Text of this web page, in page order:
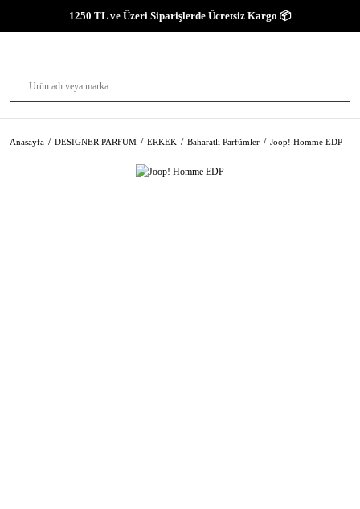
1250 TL ve Üzeri Siparişlerde Ücretsiz Kargo 📦
Anasayfa DESIGNER PARFUM ERKEK Baharatlı Parfümler Joop! Homme EDP